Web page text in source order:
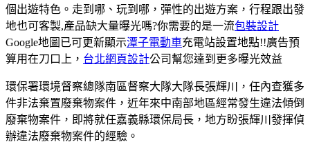
個出遊特色。走到哪、玩到哪，彈性的出遊方案，行程跟出發
地也可客製,產品缺大量曝光嗎?你需要的是一流包裝設計
Google地圖已可更新顯示潭子電動車充電站設置地點!!廣告預
算用在刀口上， 台北網頁設計公司幫您達到更多曝光效益
環保署環境督察總隊南區督察大隊大隊長張輝川，任內查獲多
件非法棄置廢棄物案件，近年來中南部地區經常發生違法傾倒
廢棄物案件，即將就任嘉義縣環保局長，地方盼張輝川發揮偵
辦違法廢棄物案件的經驗。